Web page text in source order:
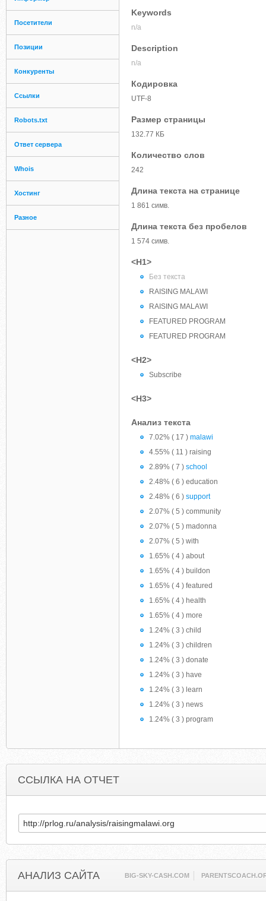
Посетители
Позиции
Конкуренты
Ссылки
Robots.txt
Ответ сервера
Whois
Хостинг
Разное
Keywords
n/a
Description
n/a
Кодировка
UTF-8
Размер страницы
132.77 КБ
Количество слов
242
Длина текста на странице
1 861 симв.
Длина текста без пробелов
1 574 симв.
<H1>
Без текста
RAISING MALAWI
RAISING MALAWI
FEATURED PROGRAM
FEATURED PROGRAM
<H2>
Subscribe
<H3>
Анализ текста
7.02% ( 17 ) malawi
4.55% ( 11 ) raising
2.89% ( 7 ) school
2.48% ( 6 ) education
2.48% ( 6 ) support
2.07% ( 5 ) community
2.07% ( 5 ) madonna
2.07% ( 5 ) with
1.65% ( 4 ) about
1.65% ( 4 ) buildon
1.65% ( 4 ) featured
1.65% ( 4 ) health
1.65% ( 4 ) more
1.24% ( 3 ) child
1.24% ( 3 ) children
1.24% ( 3 ) donate
1.24% ( 3 ) have
1.24% ( 3 ) learn
1.24% ( 3 ) news
1.24% ( 3 ) program
ССЫЛКА НА ОТЧЕТ
АНАЛИЗ САЙТА BIG-SKY-CASH.COM